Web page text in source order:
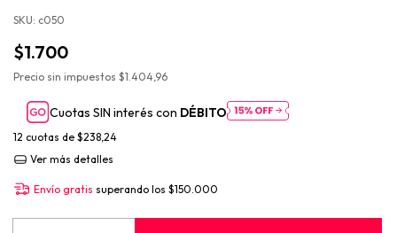
SKU: c050
$1.700
Precio sin impuestos $1.404,96
Cuotas SIN interés con DÉBITO
12 cuotas de $238,24
Ver más detalles
Envío gratis superando los $150.000